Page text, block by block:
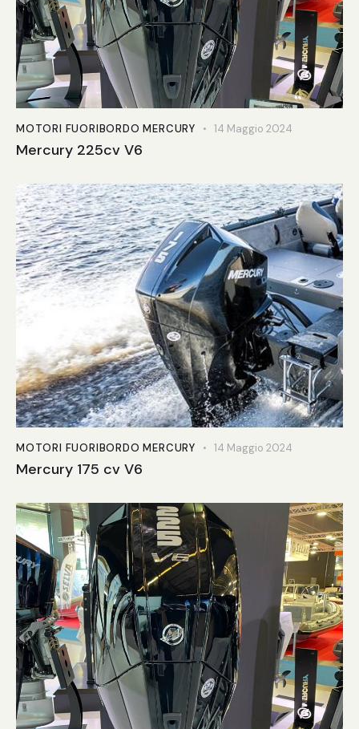
MOTORI FUORIBORDO MERCURY 14 Maggio 2024
Mercury 225cv V6
MOTORI FUORIBORDO MERCURY 14 Maggio 2024
Mercury 175 cv V6